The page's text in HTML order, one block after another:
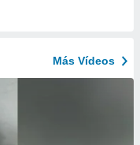
Más Vídeos